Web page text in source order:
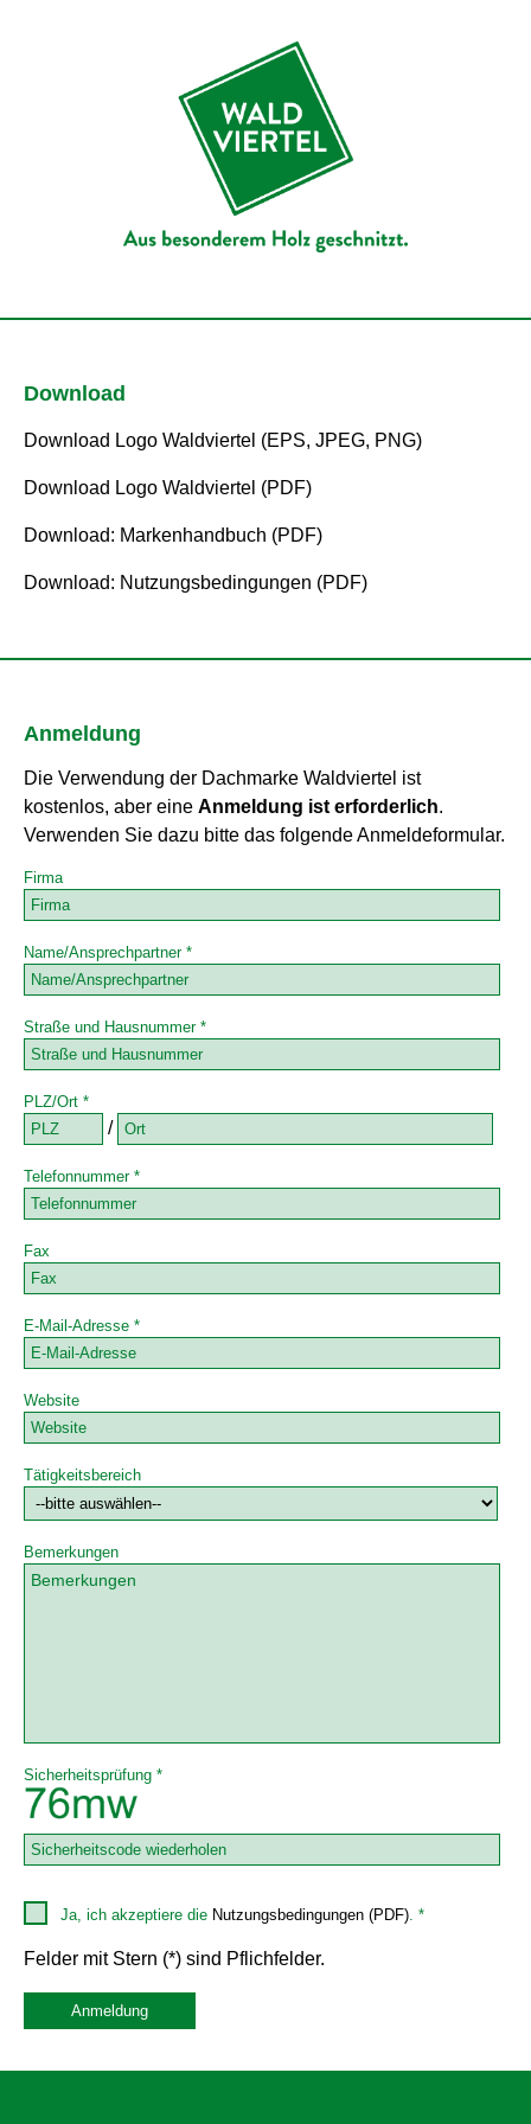
Download
Download Logo Waldviertel (EPS, JPEG, PNG)
Download Logo Waldviertel (PDF)
Download: Markenhandbuch (PDF)
Download: Nutzungsbedingungen (PDF)
Anmeldung
Die Verwendung der Dachmarke Waldviertel ist
kostenlos, aber eine Anmeldung ist erforderlich.
Verwenden Sie dazu bitte das folgende Anmeldeformular.
Firma
Name/Ansprechpartner *
Straße und Hausnummer *
PLZ/Ort *
/
Telefonnummer *
Fax
E-Mail-Adresse *
Website
Tätigkeitsbereich
Bemerkungen
Sicherheitsprüfung *
Ja, ich akzeptiere die Nutzungsbedingungen (PDF). *
Felder mit Stern (*) sind Pflichfelder.
Anmeldung